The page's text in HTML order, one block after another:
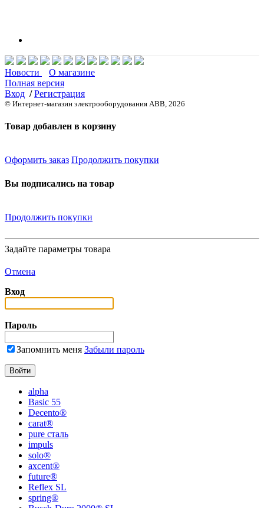
Новости
О магазине
Полная версия
Вход / Регистрация
© Интернет-магазин электрооборудования ABB, 2026
Товар добавлен в корзину
Оформить заказ Продолжить покупки
Вы подписались на товар
Продолжить покупки
Задайте параметры товара
Отмена
Вход
Пароль
Запомнить меня Забыли пароль
alpha
Basic 55
Decento®
carat®
pure сталь
impuls
solo®
axcent®
future®
Reflex SL
spring®